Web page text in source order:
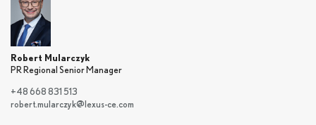
Robert Mularczyk
PR Regional Senior Manager
+48 668 831 513
robert.mularczyk@lexus-ce.com